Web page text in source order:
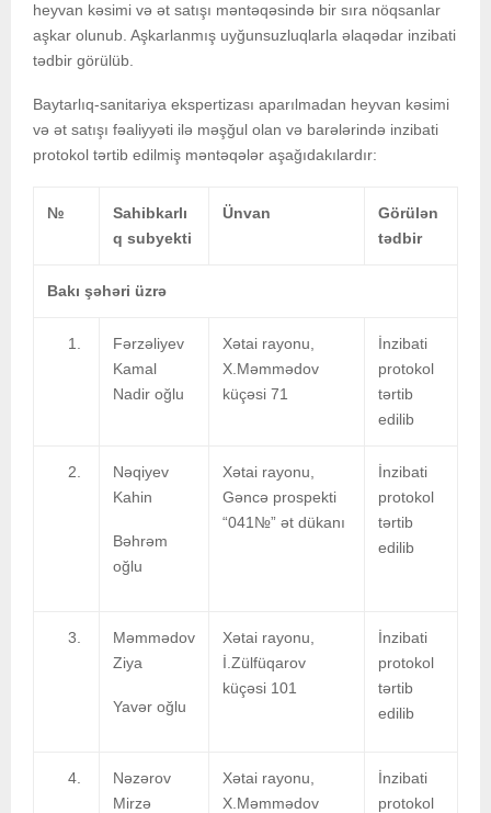
heyvan kəsimi və ət satışı məntəqəsində bir sıra nöqsanlar
aşkar olunub. Aşkarlanmış uyğunsuzluqlarla əlaqədar inzibati
tədbir görülüb.
Baytarlıq-sanitariya ekspertizası aparılmadan heyvan kəsimi
və ət satışı fəaliyyəti ilə məşğul olan və barələrində inzibati
protokol tərtib edilmiş məntəqələr aşağıdakılardır:
№
Sahibkarlı
q subyekti
Ünvan
Görülən
tədbir
Bakı şəhəri üzrə
Fərzəliyev
Kamal
Nadir oğlu
Xətai rayonu,
X.Məmmədov
küçəsi 71
İnzibati
protokol
tərtib
edilib
Nəqiyev
Kahin
Bəhrəm
oğlu
Xətai rayonu,
Gəncə prospekti
“041№” ət dükanı
İnzibati
protokol
tərtib
edilib
Məmmədov
Ziya
Yavər oğlu
Xətai rayonu,
İ.Zülfüqarov
küçəsi 101
İnzibati
protokol
tərtib
edilib
Nəzərov
Mirzə
Xətai rayonu,
X.Məmmədov
İnzibati
protokol